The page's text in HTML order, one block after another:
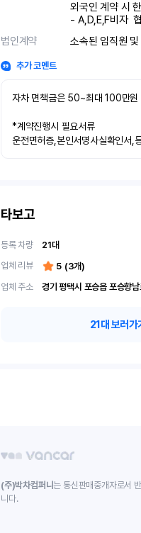
외국인 계약 시
- A,D,E,F비자
법인계약
소속된 임직원
추가 코멘트
자차 면책금은 50~최대 100만원
*계약진행시 필요서류
운전면허증,본인서명사실확인서,
타보고
등록 차량 21대
업체 리뷰
5 (3개)
업체 주소
경기 평택시 포승읍 포승향
21대 보러가
(주)박차컴퍼니는 통신판매중개자로서
니다.